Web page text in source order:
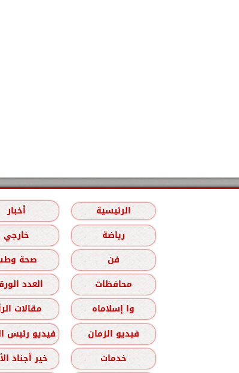
الرئيسية أخبار
رياضة
خارجي
فن
صحة
محافظات
العدد
وا إسلاماه
مقالات
فيديو الزمان
فيديو رئيس
خدمات
خير أجناد